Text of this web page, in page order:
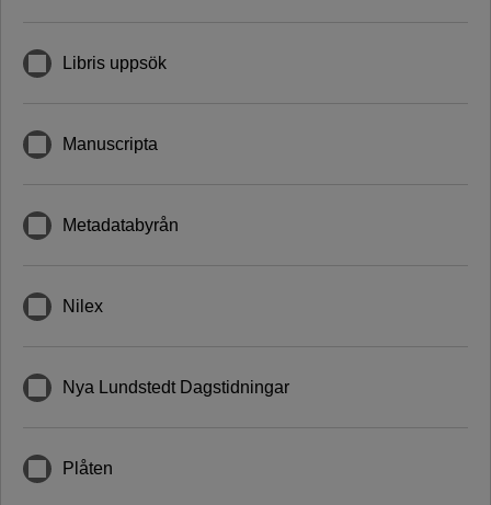
Libris uppsök
Manuscripta
Metadatabyrån
Nilex
Nya Lundstedt Dagstidningar
Plåten